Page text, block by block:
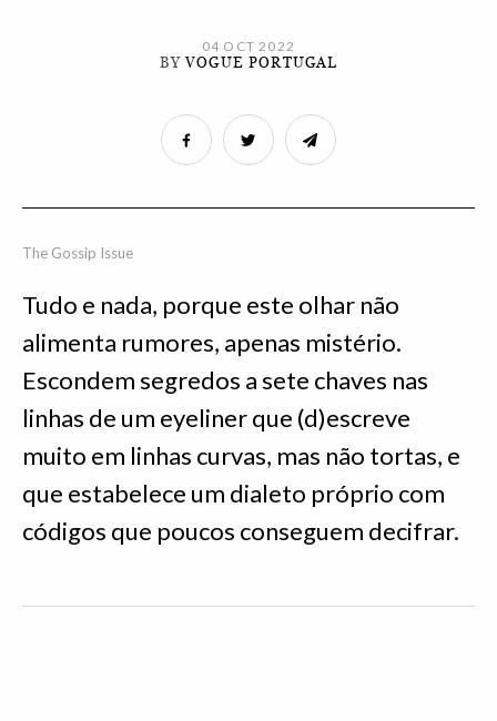
04 OCT 2022
BYVOGUE PORTUGAL
The Gossip Issue
Tudo e nada, porque este olhar não
alimenta rumores, apenas mistério.
Escondem segredos a sete chaves nas
linhas de um eyeliner que (d)escreve
muito em linhas curvas, mas não tortas, e
que estabelece um dialeto próprio com
códigos que poucos conseguem decifrar.